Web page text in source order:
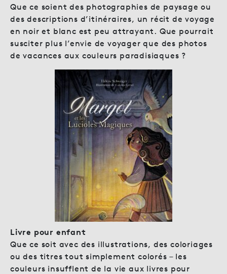
Que ce soient des photographies de paysage ou
des descriptions d’itinéraires, un récit de voyage
en noir et blanc est peu attrayant. Que pourrait
susciter plus l’envie de voyager que des photos
de vacances aux couleurs paradisiaques ?
Livre pour enfant
Que ce soit avec des illustrations, des coloriages
ou des titres tout simplement colorés – les
couleurs insufflent de la vie aux livres pour